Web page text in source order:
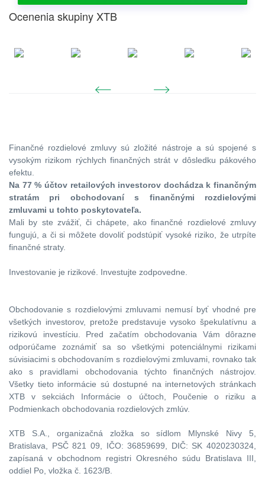
Ocenenia skupiny XTB
Finančné rozdielové zmluvy sú zložité nástroje a sú spojené s
vysokým rizikom rýchlych finančných strát v dôsledku pákového
efektu.
Na 77 % účtov retailových investorov dochádza k finančným
stratám pri obchodovaní s finančnými rozdielovými
zmluvami u tohto poskytovateľa.
Mali by ste zvážiť, či chápete, ako finančné rozdielové zmluvy
fungujú, a či si môžete dovoliť podstúpiť vysoké riziko, že utrpíte
finančné straty.
Investovanie je rizikové. Investujte zodpovedne.
Obchodovanie s rozdielovými zmluvami nemusí byť vhodné pre
všetkých investorov, pretože predstavuje vysoko špekulatívnu a
rizikovú investíciu. Pred začatím obchodovania Vám dôrazne
odporúčame zoznámiť sa so všetkými potenciálnymi rizikami
súvisiacimi s obchodovaním s rozdielovými zmluvami, rovnako tak
ako s pravidlami obchodovania týchto finančných nástrojov.
Všetky tieto informácie sú dostupné na internetových stránkach
XTB v sekciách Informácie o účtoch, Poučenie o riziku a
Podmienkach obchodovania rozdielových zmlúv.
XTB S.A., organizačná zložka so sídlom Mlynské Nivy 5,
Bratislava, PSČ 821 09, IČO: 36859699, DIČ: SK 4020230324,
zapísaná v obchodnom registri Okresného súdu Bratislava III,
oddiel Po, vložka č. 1623/B.